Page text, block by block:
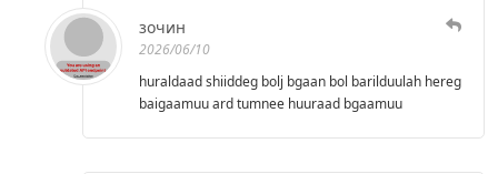
зочин
2026/06/10
huraldaad shiiddeg bolj bgaan bol barilduulah hereg
baigaamuu ard tumnee huuraad bgaamuu